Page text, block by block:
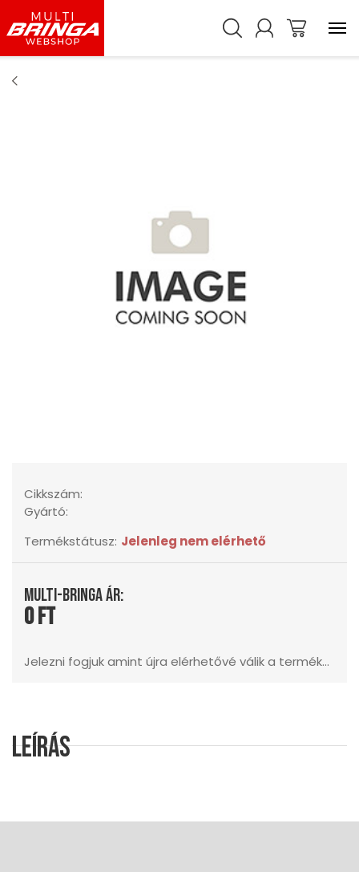
Cikkszám:
Gyártó:
Termékstátusz: Jelenleg nem elérhető
Multi-Bringa ár:
0 Ft
Jelezni fogjuk amint újra elérhetővé válik a termék...
Leírás